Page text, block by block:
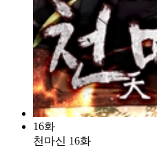
16화
천마신 16화